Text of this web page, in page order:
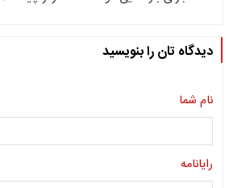
دیدگاه تان را بنویسید
نام شما
رایانامه